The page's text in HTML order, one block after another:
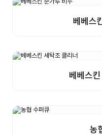
베베스
상세보기
베베스
상세보기
농